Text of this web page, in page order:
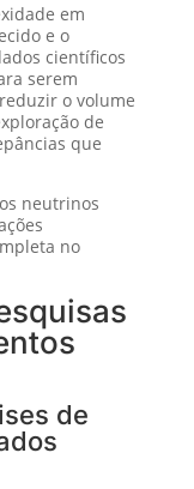
em
e o
científicos
serem
o volume
de
que
neutrinos
no
de